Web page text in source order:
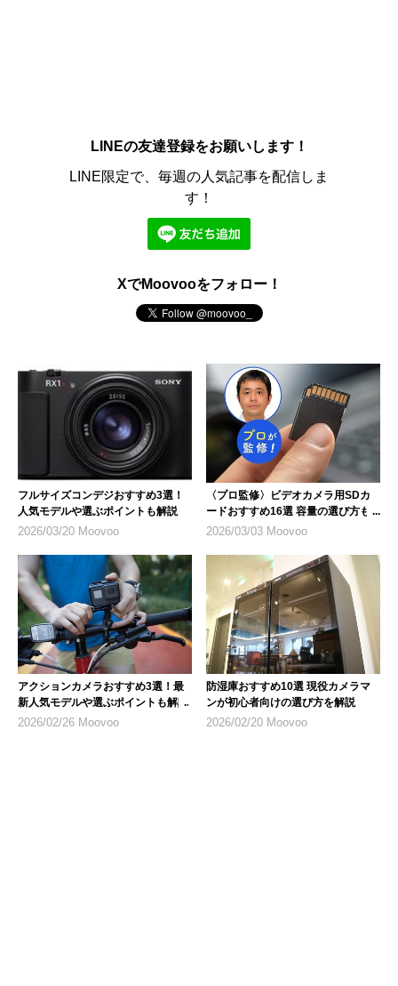
LINEの友達登録をお願いします！
LINE限定で、毎週の人気記事を配信しま
す！
XでMoovooをフォロー！
フルサイズコンデジおすすめ3選！
人気モデルや選ぶポイントも解説
2026/03/20 Moovoo
〈プロ監修〉ビデオカメラ用SDカ
ードおすすめ16選 容量の選び方も
解説
2026/03/03 Moovoo
アクションカメラおすすめ3選！最
新人気モデルや選ぶポイントも解説
2026/02/26 Moovoo
防湿庫おすすめ10選 現役カメラマ
ンが初心者向けの選び方を解説
2026/02/20 Moovoo